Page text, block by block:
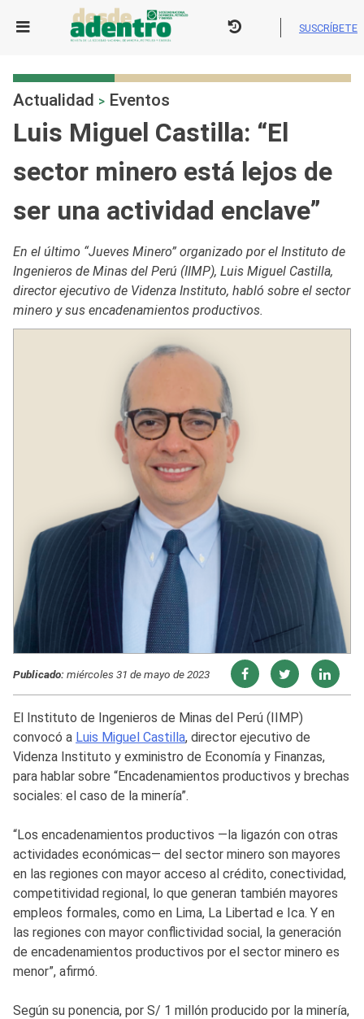
SUSCRÍBETE
Actualidad > Eventos
Luis Miguel Castilla: “El
sector minero está lejos de
ser una actividad enclave”
En el último “Jueves Minero” organizado por el Instituto de
Ingenieros de Minas del Perú (IIMP), Luis Miguel Castilla,
director ejecutivo de Videnza Instituto, habló sobre el sector
minero y sus encadenamientos productivos.
Publicado:miércoles 31 de mayo de 2023
El Instituto de Ingenieros de Minas del Perú (IIMP)
convocó a Luis Miguel Castilla, director ejecutivo de
Videnza Instituto y exministro de Economía y Finanzas,
para hablar sobre “Encadenamientos productivos y brechas
sociales: el caso de la minería”.
“Los encadenamientos productivos —la ligazón con otras
actividades económicas— del sector minero son mayores
en las regiones con mayor acceso al crédito, conectividad,
competitividad regional, lo que generan también mayores
empleos formales, como en Lima, La Libertad e Ica. Y en
las regiones con mayor conflictividad social, la generación
de encadenamientos productivos por el sector minero es
menor”, afirmó.
Según su ponencia, por S/ 1 millón producido por la minería,